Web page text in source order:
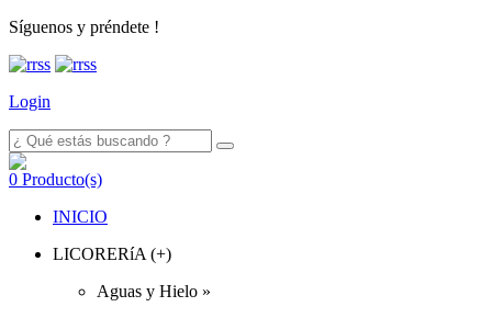
Síguenos y préndete !
Login
0 Producto(s)
INICIO
LICORERíA (+)
Aguas y Hielo »